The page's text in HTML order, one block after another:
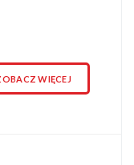
WIĘCEJ